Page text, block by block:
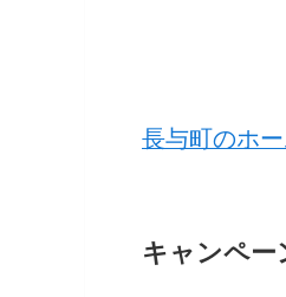
長与町のホ
キャンペー